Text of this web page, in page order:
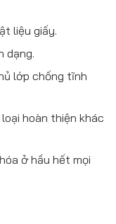
liệu giấy.
dạng.
lớp chống tĩnh
hoàn thiện khác
ở hầu hết mọi